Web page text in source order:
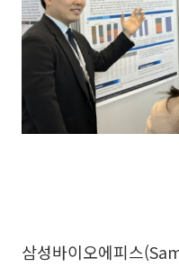
삼성바이오에피스